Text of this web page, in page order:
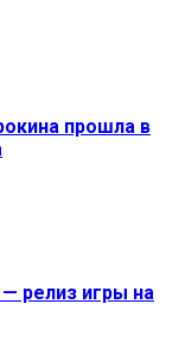
прошла в
релиз игры на